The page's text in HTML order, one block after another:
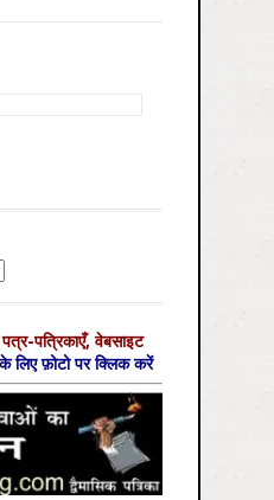
पत्र-पत्रिकाएँ, वेबसाइट
लिए फ़ोटो पर क्लिक करें